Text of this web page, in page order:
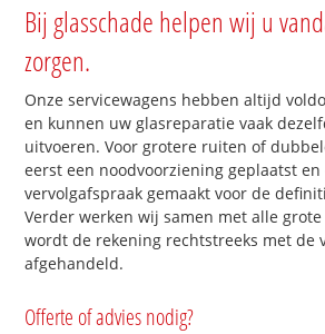
Bij glasschade helpen wij u
zorgen.
Onze servicewagens hebben altijd
en kunnen uw glasreparatie vaak
uitvoeren. Voor grotere ruiten of
eerst een noodvoorziening geplaatst
vervolgafspraak gemaakt voor de
Verder werken wij samen met alle
wordt de rekening rechtstreeks met de
afgehandeld.
Offerte of advies nodig?